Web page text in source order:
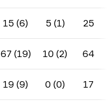
15 (6) 5 (1) 25
67 (19) 10 (2) 64
19 (9) 0 (0) 17